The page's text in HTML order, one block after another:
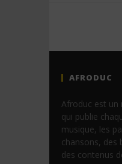
AFRODUC
Afroduc est un
qui publie
musique, les
chansons, des
des contenus